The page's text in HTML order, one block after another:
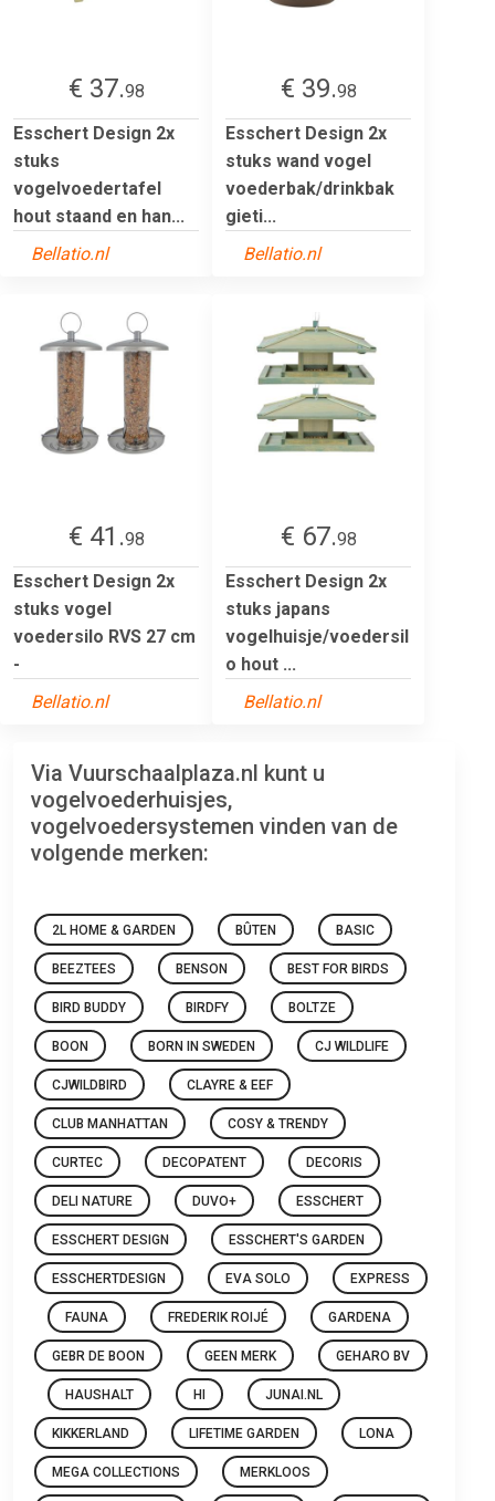
€ 37.98
Esschert Design 2x
stuks
vogelvoedertafel
hout staand en han...
Bellatio.nl
€ 39.98
Esschert Design 2x
stuks wand vogel
voederbak/drinkbak
gieti...
Bellatio.nl
€ 41.98
Esschert Design 2x
stuks vogel
voedersilo RVS 27 cm
-
Bellatio.nl
€ 67.98
Esschert Design 2x
stuks japans
vogelhuisje/voedersil
o hout ...
Bellatio.nl
Via Vuurschaalplaza.nl kunt u
vogelvoederhuisjes,
vogelvoedersystemen vinden van de
volgende merken:
2L HOME & GARDEN BÛTEN BASIC
BEEZTEES BENSON BEST FOR BIRDS
BIRD BUDDY BIRDFY BOLTZE
BOON BORN IN SWEDEN CJ WILDLIFE
CJWILDBIRD CLAYRE & EEF
CLUB MANHATTAN COSY & TRENDY
CURTEC DECOPATENT DECORIS
DELI NATURE DUVO+ ESSCHERT
ESSCHERT DESIGN ESSCHERT'S GARDEN
ESSCHERTDESIGN EVA SOLO EXPRESS
FAUNA FREDERIK ROIJÉ GARDENA
GEBR DE BOON GEEN MERK GEHARO BV
HAUSHALT HI JUNAI.NL
KIKKERLAND LIFETIME GARDEN LONA
MEGA COLLECTIONS MERKLOOS